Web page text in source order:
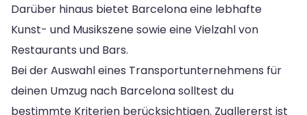
Darüber hinaus bietet Barcelona eine lebhafte
Kunst- und Musikszene sowie eine Vielzahl von
Restaurants und Bars.
Bei der Auswahl eines Transportunternehmens für
deinen Umzug nach Barcelona solltest du
bestimmte Kriterien berücksichtigen. Zuallererst ist